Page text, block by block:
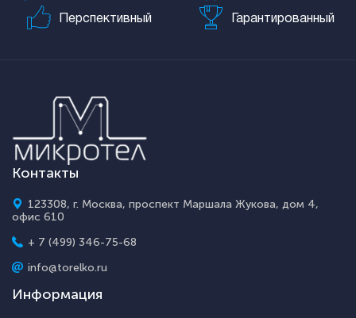
Перспективный Гарантированный
Контакты
123308, г. Москва, проспект Маршала Жукова, дом 4,
офис 610
+ 7 (499) 346-75-68
info@torelko.ru
Информация